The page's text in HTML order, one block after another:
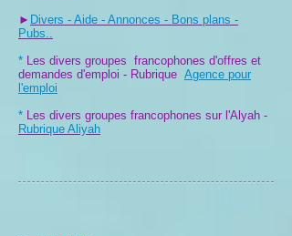
► Divers - Aide - Annonces - Bons plans -
Pubs..
* Les divers groupes francophones d'offres et
demandes d'emploi - Rubrique Agence pour
l'emploi
* Les divers groupes francophones sur l'Alyah -
Rubrique Aliyah